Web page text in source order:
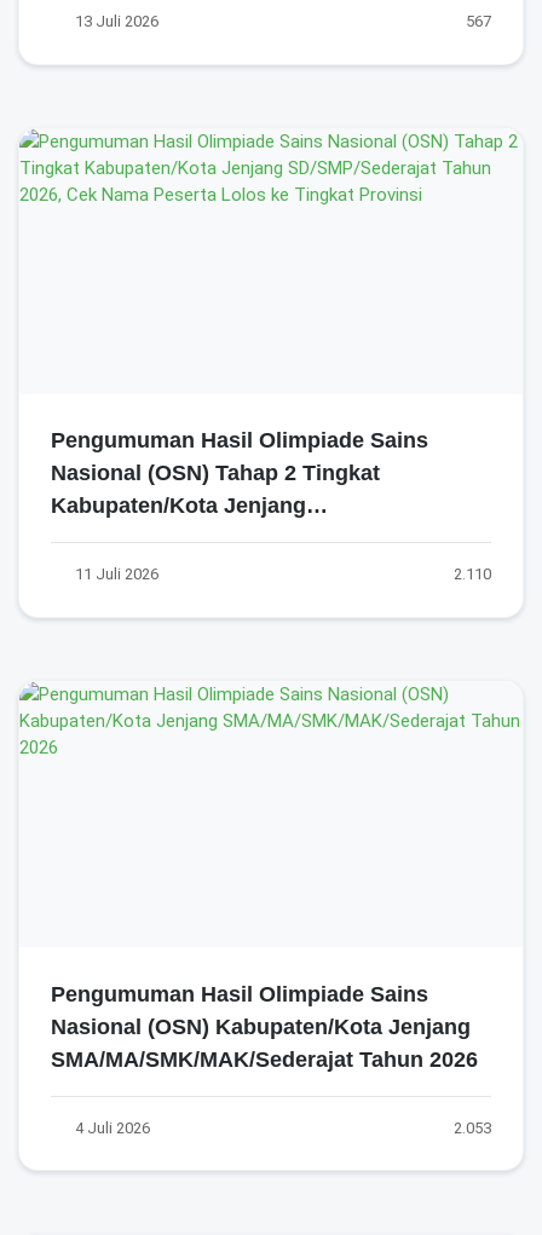
Lengkap Jadwal, Ketentuan, dan Tata
13 Juli 2026 567
Pengumuman Hasil Olimpiade Sains
Nasional (OSN) Tahap 2 Tingkat
Kabupaten/Kota Jenjang
SD/SMP/Sederajat Tahun 2026, Cek Nama
Peserta Lolos ke Tingkat Provinsi
11 Juli 2026 2.110
Pengumuman Hasil Olimpiade Sains
Nasional (OSN) Kabupaten/Kota Jenjang
SMA/MA/SMK/MAK/Sederajat Tahun 2026
4 Juli 2026 2.053